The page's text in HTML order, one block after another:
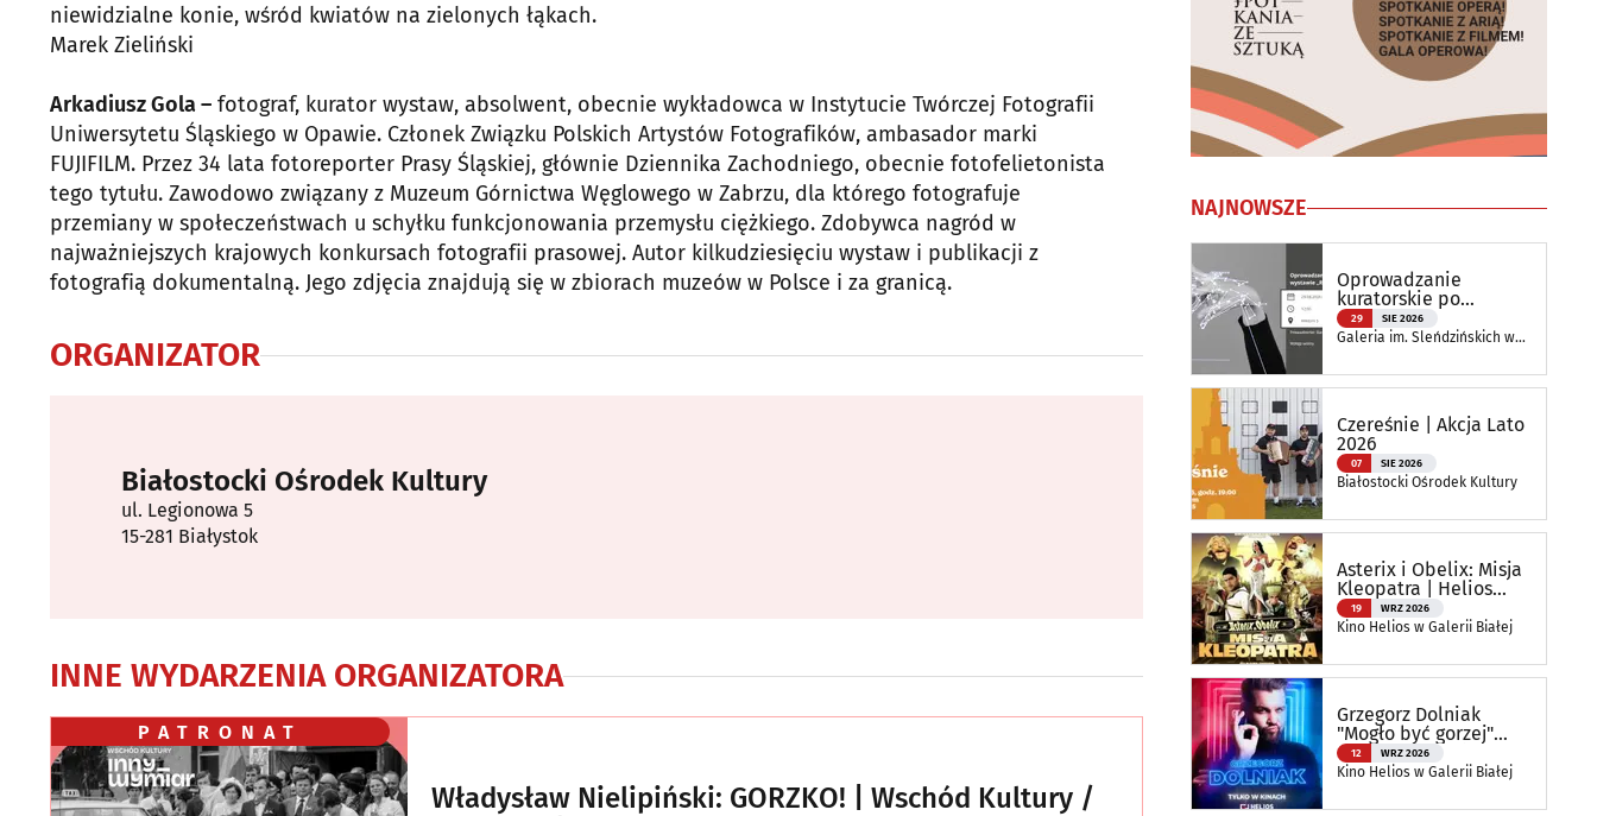
niewidzialne konie, wśród kwiatów na zielonych łąkach.
Marek Zieliński
Arkadiusz Gola – fotograf, kurator wystaw, absolwent, obecnie wykładowca w Instytucie Twórczej Fotografii
Uniwersytetu Śląskiego w Opawie. Członek Związku Polskich Artystów Fotografików, ambasador marki
FUJIFILM. Przez 34 lata fotoreporter Prasy Śląskiej, głównie Dziennika Zachodniego, obecnie fotofelietonista
tego tytułu. Zawodowo związany z Muzeum Górnictwa Węglowego w Zabrzu, dla którego fotografuje
przemiany w społeczeństwach u schyłku funkcjonowania przemysłu ciężkiego. Zdobywca nagród w
najważniejszych krajowych konkursach fotografii prasowej. Autor kilkudziesięciu wystaw i publikacji z
fotografią dokumentalną. Jego zdjęcia znajdują się w zbiorach muzeów w Polsce i za granicą.
ORGANIZATOR
Białostocki Ośrodek Kultury
ul. Legionowa 5
15-281 Białystok
INNE WYDARZENIA ORGANIZATORA
PATRONAT
Władysław Nielipiński: GORZKO! | Wschód Kultury /
NAJNOWSZE
Oprowadzanie
kuratorskie po
wystawie
„Reinterpretacje”
29 SIE 2026
Galeria im. Sleńdzińskich w
Czereśnie | Akcja Lato
2026
07 SIE 2026
Białostocki Ośrodek Kultury
Asterix i Obelix: Misja
Kleopatra | Helios
RePlay
19 WRZ 2026
Kino Helios w Galerii Białej
Grzegorz Dolniak
"Mogło być gorzej"
Stand up | Helios na
Scenie
12 WRZ 2026
Kino Helios w Galerii Białej